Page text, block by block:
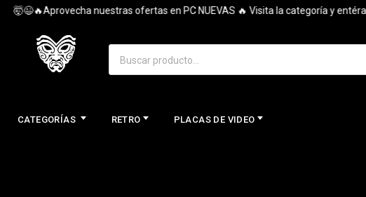
🤯😉🔥Aprovecha nuestras ofertas en PC NUEVAS 🔥 Visita la categoría y
CATEGORÍAS RETRO PLACAS DE VIDEO